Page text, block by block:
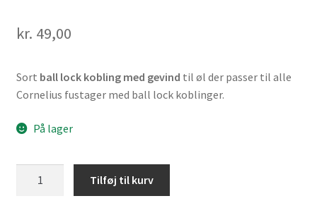
kr. 49,00
Sort ball lock kobling med gevind til øl der passer til alle
Cornelius fustager med ball lock koblinger.
På lager
Tilføj til kurv